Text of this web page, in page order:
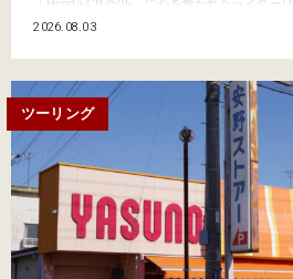
「Honda CB750F」に心を奪われたライダー
を経た今、模型メーカーのホビージャパンが
え、大人の書斎にふさわしい重厚感と精巧さ
2026.08.03
ツーリング